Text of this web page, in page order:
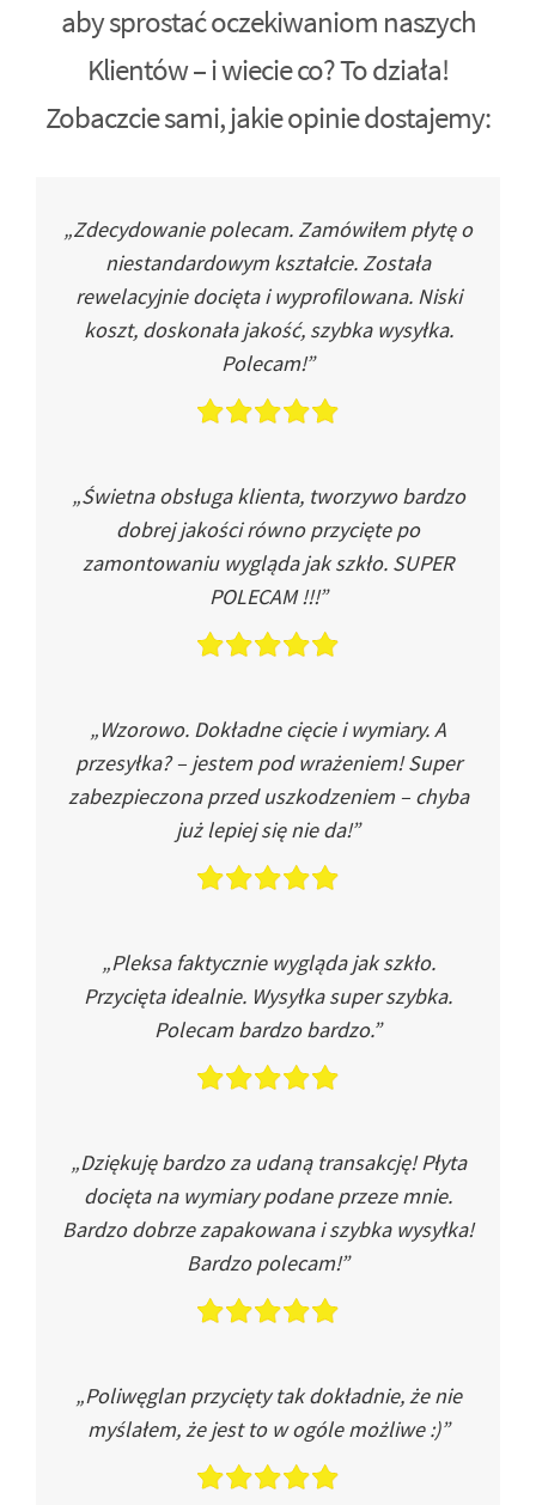
aby sprostać oczekiwaniom naszych
Klientów – i wiecie co? To działa!
Zobaczcie sami, jakie opinie dostajemy:
„Zdecydowanie polecam. Zamówiłem płytę o
niestandardowym kształcie. Została
rewelacyjnie docięta i wyprofilowana. Niski
koszt, doskonała jakość, szybka wysyłka.
Polecam!”
„Świetna obsługa klienta, tworzywo bardzo
dobrej jakości równo przycięte po
zamontowaniu wygląda jak szkło. SUPER
POLECAM !!!”
„Wzorowo. Dokładne cięcie i wymiary. A
przesyłka? – jestem pod wrażeniem! Super
zabezpieczona przed uszkodzeniem – chyba
już lepiej się nie da!”
„Pleksa faktycznie wygląda jak szkło.
Przycięta idealnie. Wysyłka super szybka.
Polecam bardzo bardzo.”
„Dziękuję bardzo za udaną transakcję! Płyta
docięta na wymiary podane przeze mnie.
Bardzo dobrze zapakowana i szybka wysyłka!
Bardzo polecam!”
„Poliwęglan przycięty tak dokładnie, że nie
myślałem, że jest to w ogóle możliwe :)”